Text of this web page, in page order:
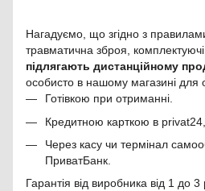
Нагадуємо, що згідно з
травматична зброя,
підлягають дистанційному
особисто в нашому магазині для
Готівкою при отриманні.
Кредитною карткою в
Через касу чи термінал
ПриватБанк.
Гарантія від виробника від 1 до 3